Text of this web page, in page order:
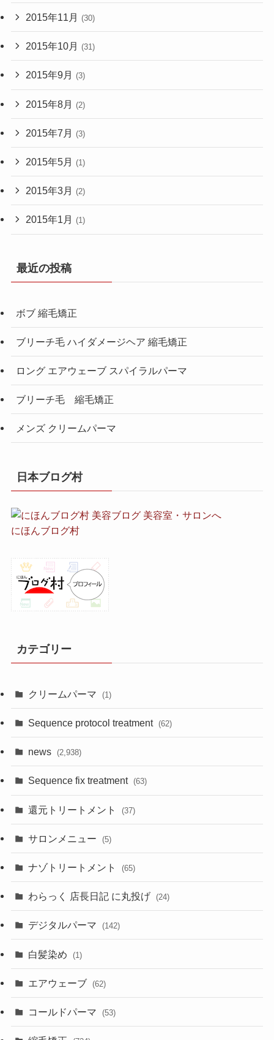
2015年11月 (30)
2015年10月 (31)
2015年9月 (3)
2015年8月 (2)
2015年7月 (3)
2015年5月 (1)
2015年3月 (2)
2015年1月 (1)
最近の投稿
ボブ 縮毛矯正
ブリーチ毛 ハイダメージヘア 縮毛矯正
ロング エアウェーブ スパイラルパーマ
ブリーチ毛 縮毛矯正
メンズ クリームパーマ
日本ブログ村
にほんブログ村
カテゴリー
クリームパーマ (1)
Sequence protocol treatment (62)
news (2,938)
Sequence fix treatment (63)
還元トリートメント (37)
サロンメニュー (5)
ナゾトリートメント (65)
わらっく 店長日記 に丸投げ (24)
デジタルパーマ (142)
白髪染め (1)
エアウェーブ (62)
コールドパーマ (53)